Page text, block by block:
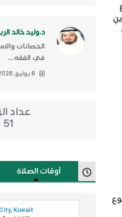
د.وليد خالد
الحصانات
في الفقه...
6 يوليو, 2026
عداد
51
أوقات الصلاة